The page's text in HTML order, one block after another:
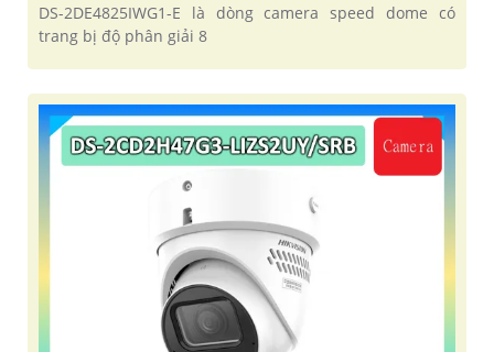
DS-2DE4825IWG1-E là dòng camera speed dome có
trang bị độ phân giải 8